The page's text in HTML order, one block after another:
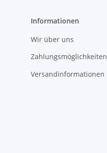
Informationen
Wir über uns
Zahlungsmöglichkeiten
Versandinformationen